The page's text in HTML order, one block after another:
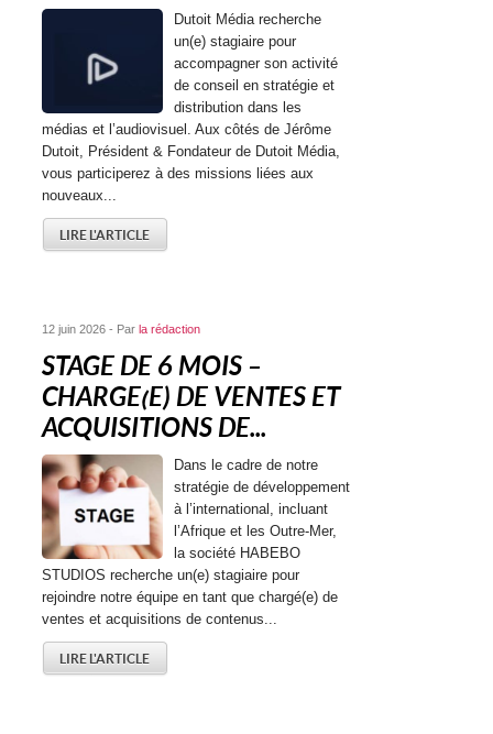
Dutoit Média recherche
un(e) stagiaire pour
accompagner son activité
de conseil en stratégie et
distribution dans les
médias et l’audiovisuel. Aux côtés de Jérôme
Dutoit, Président & Fondateur de Dutoit Média,
vous participerez à des missions liées aux
nouveaux...
LIRE L'ARTICLE
12 juin 2026 - Par la rédaction
STAGE DE 6 MOIS –
CHARGE(E) DE VENTES ET
ACQUISITIONS DE...
Dans le cadre de notre
stratégie de développement
à l’international, incluant
l’Afrique et les Outre-Mer,
la société HABEBO
STUDIOS recherche un(e) stagiaire pour
rejoindre notre équipe en tant que chargé(e) de
ventes et acquisitions de contenus...
LIRE L'ARTICLE